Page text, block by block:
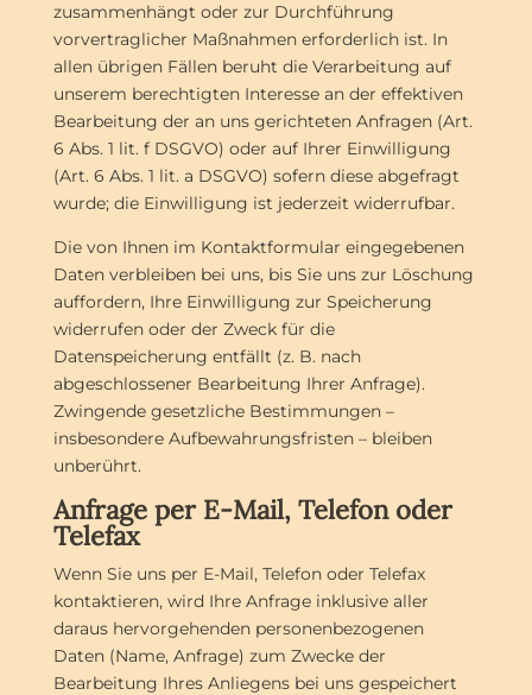
zusammenhängt oder zur Durchführung
vorvertraglicher Maßnahmen erforderlich ist. In
allen übrigen Fällen beruht die Verarbeitung auf
unserem berechtigten Interesse an der effektiven
Bearbeitung der an uns gerichteten Anfragen (Art.
6 Abs. 1 lit. f DSGVO) oder auf Ihrer Einwilligung
(Art. 6 Abs. 1 lit. a DSGVO) sofern diese abgefragt
wurde; die Einwilligung ist jederzeit widerrufbar.
Die von Ihnen im Kontaktformular eingegebenen
Daten verbleiben bei uns, bis Sie uns zur Löschung
auffordern, Ihre Einwilligung zur Speicherung
widerrufen oder der Zweck für die
Datenspeicherung entfällt (z. B. nach
abgeschlossener Bearbeitung Ihrer Anfrage).
Zwingende gesetzliche Bestimmungen –
insbesondere Aufbewahrungsfristen – bleiben
unberührt.
Anfrage per E-Mail, Telefon oder
Telefax
Wenn Sie uns per E-Mail, Telefon oder Telefax
kontaktieren, wird Ihre Anfrage inklusive aller
daraus hervorgehenden personenbezogenen
Daten (Name, Anfrage) zum Zwecke der
Bearbeitung Ihres Anliegens bei uns gespeichert